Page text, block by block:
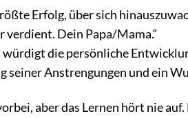
Erfolg, über sich
verdient. Dein Papa/Mama.“
würdigt die persönliche
seiner Anstrengungen und ein
aber das Lernen hört nie